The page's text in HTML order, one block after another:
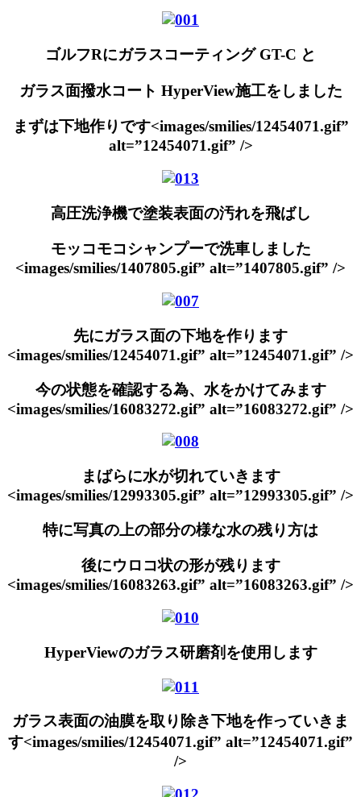
ゴルフRにガラスコーティング GT-C と
ガラス面撥水コート HyperView施工をしました
まずは下地作りです<images/smilies/12454071.gif”
alt=”12454071.gif” />
高圧洗浄機で塗装表面の汚れを飛ばし
モッコモコシャンプーで洗車しました
<images/smilies/1407805.gif” alt=”1407805.gif” />
先にガラス面の下地を作ります
<images/smilies/12454071.gif” alt=”12454071.gif” />
今の状態を確認する為、水をかけてみます
<images/smilies/16083272.gif” alt=”16083272.gif” />
まばらに水が切れていきます
<images/smilies/12993305.gif” alt=”12993305.gif” />
特に写真の上の部分の様な水の残り方は
後にウロコ状の形が残ります
<images/smilies/16083263.gif” alt=”16083263.gif” />
HyperViewのガラス研磨剤を使用します
ガラス表面の油膜を取り除き下地を作っていきま
す<images/smilies/12454071.gif” alt=”12454071.gif”
/>